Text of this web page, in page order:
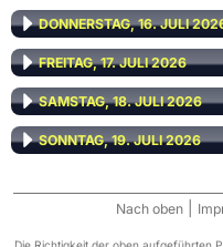
DONNERSTAG, 16. JULI
FREITAG, 17. JULI 2026
SAMSTAG, 18. JULI 2026
SONNTAG, 19. JULI 2026
Nach oben